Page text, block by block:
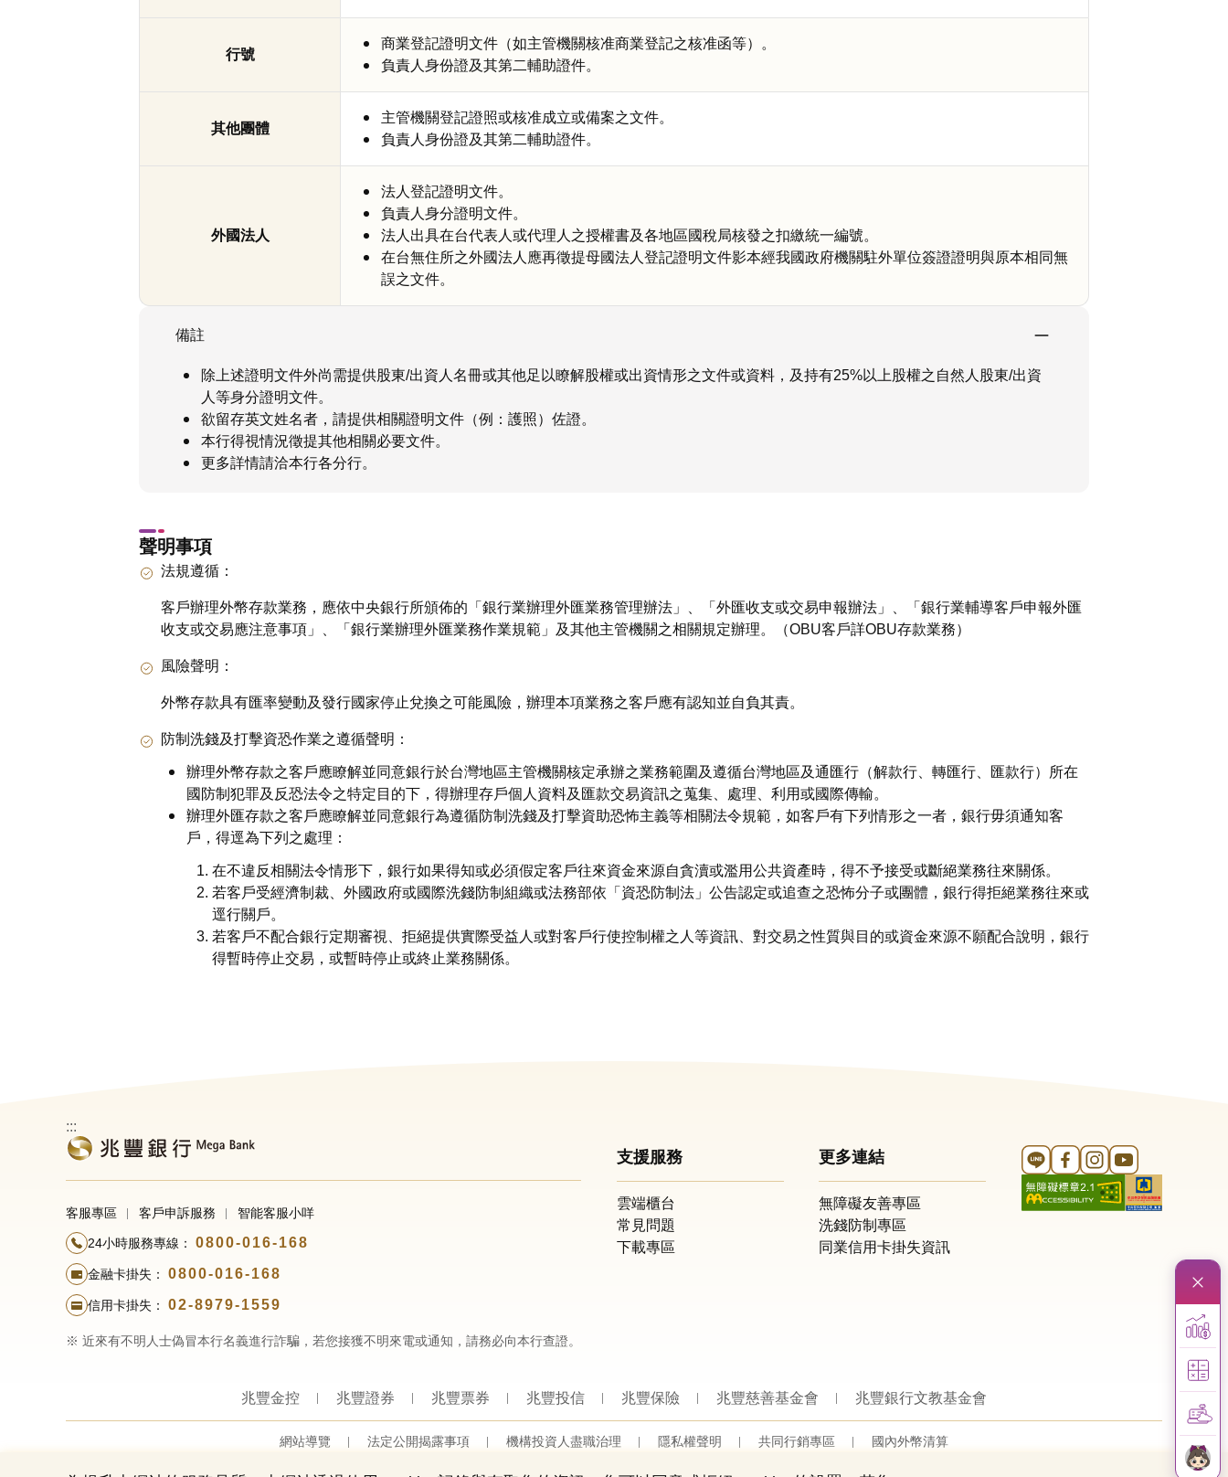
行號
商業登記證明文件（如主管機關核准商業登記之核准函等）。
負責人身份證及其第二輔助證件。
其他團體
主管機關登記證照或核准成立或備案之文件。
負責人身份證及其第二輔助證件。
外國法人
法人登記證明文件。
負責人身分證明文件。
法人出具在台代表人或代理人之授權書及各地區國稅局核發之扣繳統一編號。
在台無住所之外國法人應再徵提母國法人登記證明文件影本經我國政府機關駐外單位簽證證明與原本相同無
誤之文件。
備註
除上述證明文件外尚需提供股東/出資人名冊或其他足以瞭解股權或出資情形之文件或資料，及持有25%以上股權之自然人股東/出資
人等身分證明文件。
欲留存英文姓名者，請提供相關證明文件（例：護照）佐證。
本行得視情況徵提其他相關必要文件。
更多詳情請洽本行各分行。
聲明事項
法規遵循：
客戶辦理外幣存款業務，應依中央銀行所頒佈的「銀行業辦理外匯業務管理辦法」、「外匯收支或交易申報辦法」、「銀行業輔導客戶申報外匯
收支或交易應注意事項」、「銀行業辦理外匯業務作業規範」及其他主管機關之相關規定辦理。（OBU客戶詳OBU存款業務）
風險聲明：
外幣存款具有匯率變動及發行國家停止兌換之可能風險，辦理本項業務之客戶應有認知並自負其責。
防制洗錢及打擊資恐作業之遵循聲明：
辦理外幣存款之客戶應瞭解並同意銀行於台灣地區主管機關核定承辦之業務範圍及遵循台灣地區及通匯行（解款行、轉匯行、匯款行）所在
國防制犯罪及反恐法令之特定目的下，得辦理存戶個人資料及匯款交易資訊之蒐集、處理、利用或國際傳輸。
辦理外匯存款之客戶應瞭解並同意銀行為遵循防制洗錢及打擊資助恐怖主義等相關法令規範，如客戶有下列情形之一者，銀行毋須通知客
戶，得逕為下列之處理：
在不違反相關法令情形下，銀行如果得知或必須假定客戶往來資金來源自貪瀆或濫用公共資產時，得不予接受或斷絕業務往來關係。
若客戶受經濟制裁、外國政府或國際洗錢防制組織或法務部依「資恐防制法」公告認定或追查之恐怖分子或團體，銀行得拒絕業務往來或
逕行關戶。
若客戶不配合銀行定期審視、拒絕提供實際受益人或對客戶行使控制權之人等資訊、對交易之性質與目的或資金來源不願配合說明，銀行
得暫時停止交易，或暫時停止或終止業務關係。
:::
客服專區 客戶申訴服務 智能客服小咩
24小時服務專線： 0800-016-168
金融卡掛失： 0800-016-168
信用卡掛失： 02-8979-1559
※ 近來有不明人士偽冒本行名義進行詐騙，若您接獲不明來電或通知，請務必向本行查證。
支援服務
雲端櫃台
常見問題
下載專區
更多連結
無障礙友善專區
洗錢防制專區
同業信用卡掛失資訊
Line 官方帳號
FB 官方帳號
Instagram 官方帳號
YouTube 官方帳號
兆豐金控 兆豐證券 兆豐票券 兆豐投信 兆豐保險 兆豐慈善基金會 兆豐銀行文教基金會
網站導覽 法定公開揭露事項 機構投資人盡職治理 隱私權聲明 共同行銷專區 國內外幣清算
營業人：兆豐國際商業銀行股份有限公司 營利事業統一編號：03705903